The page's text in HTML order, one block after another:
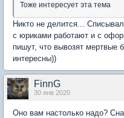
Тоже интересует эта тема
Никто не делится...
с юриками работают и с
пишут, что вывозят мертвые
интересны))
FinnG
30 янв 2020
Оно вам настолько надо?